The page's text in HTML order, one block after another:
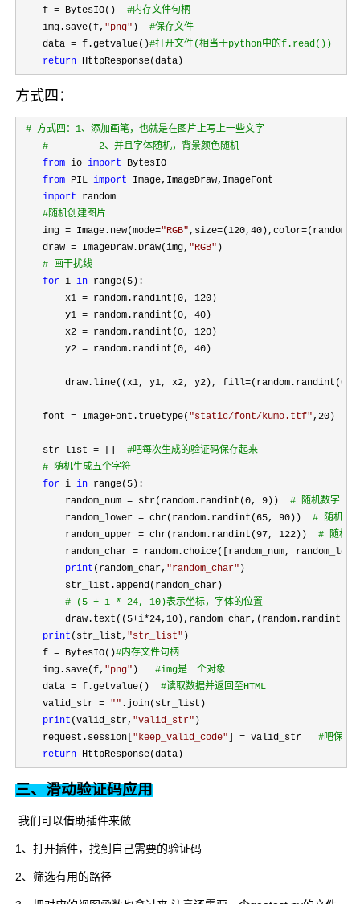
    f
= BytesIO() #内存文件句柄
    img.save(f,
"png" ) #保存文件
    data = f.getvalue()
#打开文件(相当于python中的f.read())
return HttpResponse(data)
方式四：
# 方式四：1、添加画笔，也就是在图片上写上一些文字
#
         2、并且字体随机，背景颜色随机
from io import BytesIO
from PIL import Image,ImageDraw,ImageFont
import random
#随机创建图片
    img = Image.new(mode=
"RGB"
    draw
= ImageDraw.Draw(img, "RGB" )
# 画干扰线
for i in range(5 ):
        x1
= random.randint(0, 120 )
        y1
= random.randint(0, 40 )
        x2
= random.randint(0, 120 )
        y2
= random.randint(0, 40 )
        draw.line((x1, y1, x2, y2), fill
    font
= ImageFont.truetype( "static/font/kumo.ttf",20)
    str_list
= [] #吧每次生成的验证码保存起来
# 随机生成五个字符
for i in range(5 ):
        random_num
= str(random.randint(0, 9)) # 随机数字
        random_lower = chr(random.randint(65, 90))
# 随机小
        random_upper = chr(random.randint(97, 122))
# 随机
        random_char =
random.choice([random_num,
print (random_char, "random_char" )
        str_list.append(random_char)
# (5 + i * 24, 10)表示坐标，字体的位置
print (str_list, "str_list" )
    f
= BytesIO()#内存文件句柄
    img.save(f,
"png" ) #img是一个对象
    data = f.getvalue()
#读取数据并返回至HTML
    valid_str =
"" .join(str_list)
print (valid_str, "valid_str" )
    request.session[
"keep_valid_code" ] = valid_str #吧保存
return HttpResponse(data)
三、滑动验证码应用
我们可以借助插件来做
1、打开插件，找到自己需要的验证码
2、筛选有用的路径